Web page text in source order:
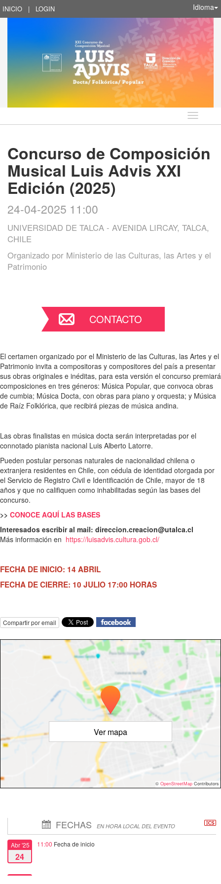
INICIO | LOGIN Idioma
Idioma
Concurso de Composición
Musical Luis Advis XXI
Edición (2025)
24-04-2025 11:00
UNIVERSIDAD DE TALCA - AVENIDA LIRCAY, TALCA,
CHILE
Organizado por Ministerio de las Culturas, las Artes y el
Patrimonio
CONTACTO
El certamen organizado por el Ministerio de las Culturas, las Artes y el
Patrimonio invita a compositoras y compositores del país a presentar
sus obras originales e inéditas, para esta versión el concurso premiará
composiciones en tres géneros: Música Popular, que convoca obras
de cumbia; Música Docta, con obras para piano y orquesta; y Música
de Raíz Folklórica, que recibirá piezas de música andina.
Las obras finalistas en música docta serán interpretadas por el
connotado pianista nacional Luis Alberto Latorre.
Pueden postular personas naturales de nacionalidad chilena o
extranjera residentes en Chile, con cédula de identidad otorgada por
el Servicio de Registro Civil e Identificación de Chile, mayor de 18
años y que no califiquen como inhabilitadas según las bases del
concurso.
>> CONOCE AQUÍ LAS BASES
Interesados escribir al mail: direccion.creacion@utalca.cl
Más información en https://luisadvis.cultura.gob.cl/
FECHA DE INICIO: 14 ABRIL
FECHA DE CIERRE: 10 JULIO 17:00 HORAS
Compartir por email
Ver mapa
© OpenStreetMap Contributors
FECHAS EN HORA LOCAL DEL EVENTO
Abr '25
24
11:00 Fecha de inicio